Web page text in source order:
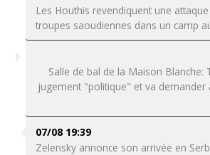
Les Houthis revendiquent une
troupes saoudiennes dans un camp
Salle de bal de la Maison Blanche:
jugement "politique" et va demander
07/08 19:39
Zelensky annonce son arrivée en